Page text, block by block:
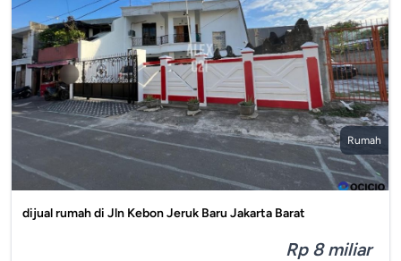
Rumah
dijual rumah di Jln Kebon Jeruk Baru Jakarta Barat
Rp 8 miliar